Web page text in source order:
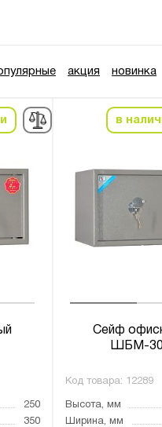
акция новинка
250
350
в
Сейф
ШБМ-
Код товара: 12289
Высота, мм
Ширина, мм